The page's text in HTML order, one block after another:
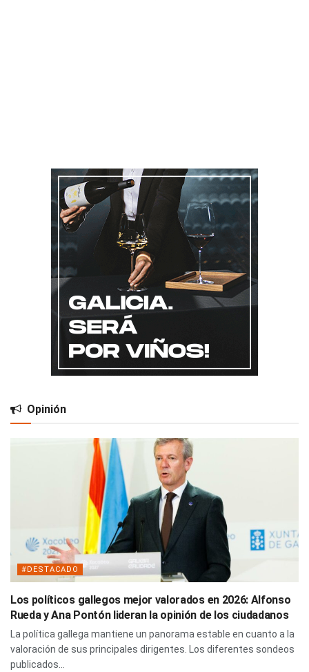
Opinión
#DESTACADO
Los políticos gallegos mejor valorados en 2026: Alfonso
Rueda y Ana Pontón lideran la opinión de los ciudadanos
La política gallega mantiene un panorama estable en cuanto a la
valoración de sus principales dirigentes. Los diferentes sondeos
publicados...